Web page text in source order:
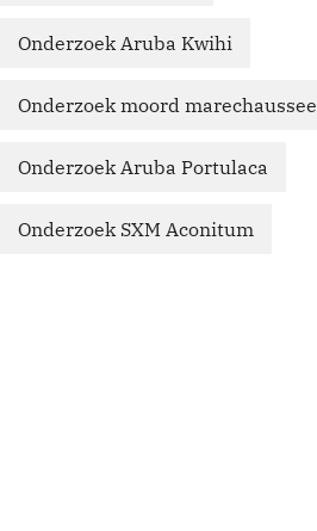
Onderzoek Aruba Kwihi
Onderzoek moord marechaussee
Onderzoek Aruba Portulaca
Onderzoek SXM Aconitum